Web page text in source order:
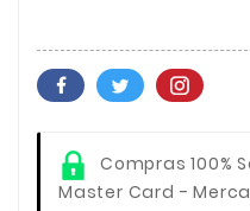
Compras 100%
Master Card -